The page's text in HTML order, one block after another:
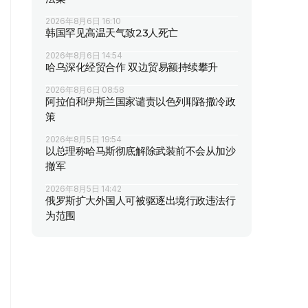
2026年8月6日 16:10
韩国罕见高温天气致23人死亡
2026年8月6日 14:54
哈乌深化经贸合作 双边贸易额持续攀升
2026年8月6日 08:58
阿拉伯和伊斯兰国家谴责以色列耶路撒冷政
策
2026年8月5日 19:54
以总理称哈马斯彻底解除武装前不会从加沙
撤军
2026年8月5日 14:42
俄罗斯扩大外国人可被驱逐出境行政违法行
为范围